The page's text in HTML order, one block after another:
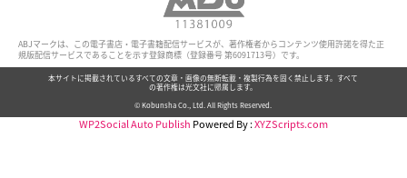
ABJマークは、この電子書店・電子書籍配信サービスが、著作権者からコンテンツ使用許諾を得た正
規版配信サービスであることを示す登録商標（登録番号 第6091713号）です。
本サイトに掲載されているすべての文章・画像の無断転載・複製行為を固く禁止します。すべて
の著作権は光文社に帰属します。
© Kobunsha Co., Ltd. All Rights Reserved.
WP2Social Auto Publish Powered By :XYZScripts.com